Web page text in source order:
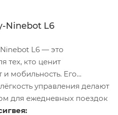
Ninebot L6
L6 — это
тех, кто ценит
и мобильность. Его
управления делают
для ежедневных поездок